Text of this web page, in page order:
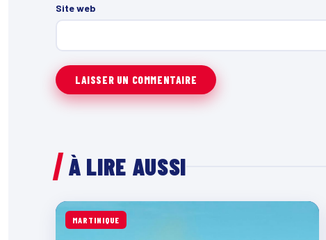
Site web
À LIRE AUSSI
MARTINIQUE